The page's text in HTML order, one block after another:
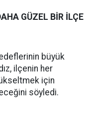
GÜZEL BİR İLÇE
büyük
ilçenin her
için
söyledi.